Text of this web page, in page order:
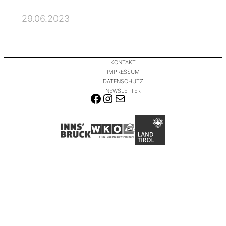
29.06.2023
KONTAKT
IMPRESSUM
DATENSCHUTZ
NEWSLETTER
FACEBOOK
INSTAGRAM
E-MAIL